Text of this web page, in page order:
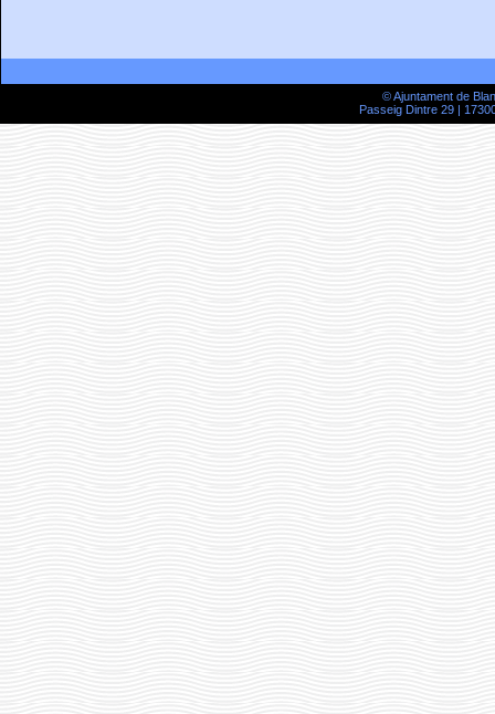
© Ajuntament de
Passeig Dintre 29 |